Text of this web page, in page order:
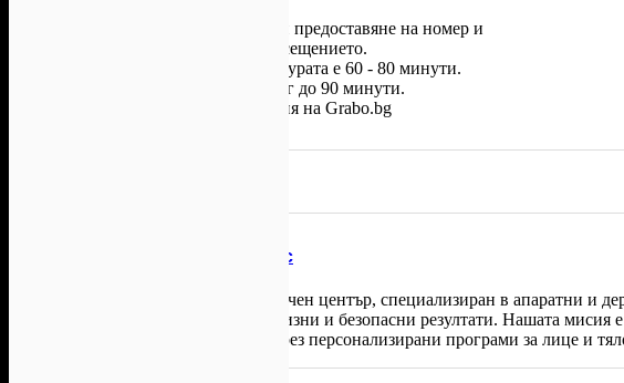
Услугата се извършва само при предоставяне на номер и
секретен код на ваучер при посещението.
Продължителността на процедурата е 60 - 80 минути.
Ползване на безплатен паркинг до 90 минути.
глобални условия на Grabo.bg
Derma Di Aesthetic
е модерен естетичен център, специализиран в апаратни и
с най-ново поколение уреди за прецизни и безопасни резултати. Нашата
по-здрава, сияйна и стегната кожа чрез персонализирани програми за лице и